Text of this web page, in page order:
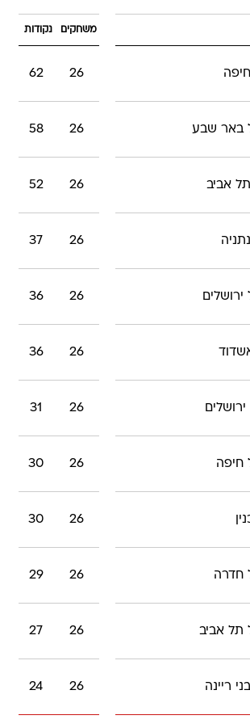
משחקים נקודות
26
62
באר שבע 26
58
אביב 26
52
26
37
ירושלים 26
36
26
36
26
31
חיפה 26
30
26
30
חדרה 26
29
תל אביב 26
27
ריינה 26
24